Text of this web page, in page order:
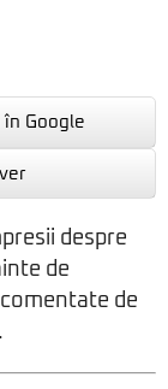
Google
despre
de
de